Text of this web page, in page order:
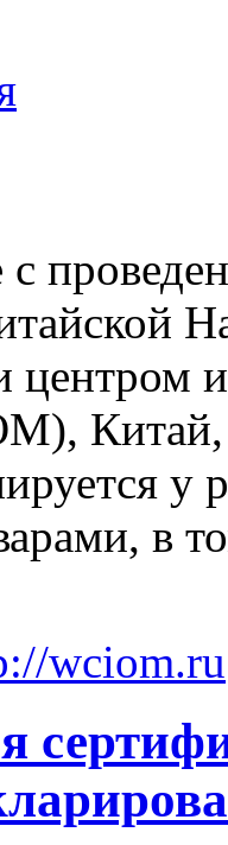
с
центром
Китай,
в
wciom.ru